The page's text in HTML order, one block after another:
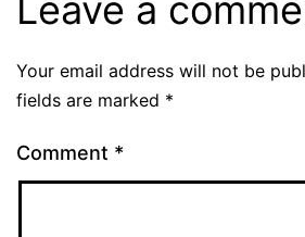
Leave a
Your email address will not be
fields are marked *
Comment *